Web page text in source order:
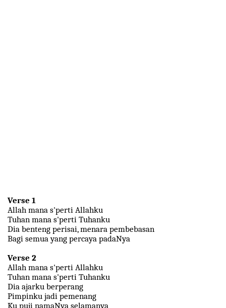
Verse 1
Allah mana s'perti Allahku
Tuhan mana s'perti Tuhanku
Dia benteng perisai, menara pembebasan
Bagi semua yang percaya padaNya
Verse 2
Allah mana s'perti Allahku
Tuhan mana s'perti Tuhanku
Dia ajarku berperang
Pimpinku jadi pemenang
Ku puji namaNya selamanya